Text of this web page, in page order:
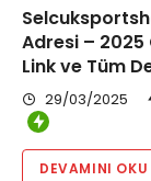
Adresi – 2025
Link ve Tüm
29/03/2025
DEVAMINI OKU